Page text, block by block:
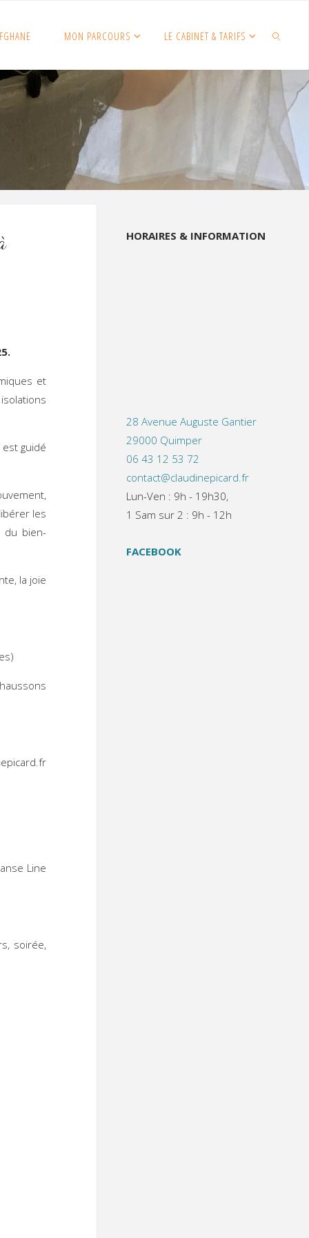
MON PARCOURS LE CABINET & TARIFS
SEARCH
et
guidé
les
du bien-
la joie
Line
soirée,
HORAIRES & INFORMATION
28 Avenue Auguste Gantier
29000 Quimper
06 43 12 53 72
contact@claudinepicard.fr
Lun-Ven : 9h - 19h30,
1 Sam sur 2 : 9h - 12h
FACEBOOK